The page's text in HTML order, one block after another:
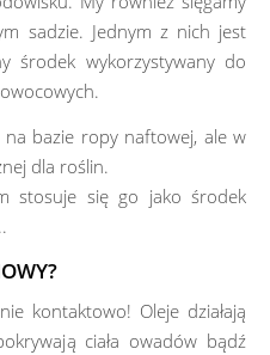
sadzie. Jednym z nich jest
środek wykorzystywany do
bazie ropy naftowej, ale w
dla roślin.
stosuje się go jako środek
kontaktowo! Oleje działają
ciała owadów bądź